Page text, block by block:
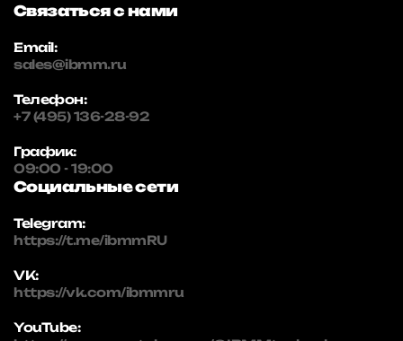
Связаться с нами
Email:
sales@ibmm.ru
Телефон:
+7 (495) 136-28-92
График:
09:00 - 19:00
Социальные сети
Telegram:
https://t.me/ibmmRU
VK:
https://vk.com/ibmmru
YouTube: